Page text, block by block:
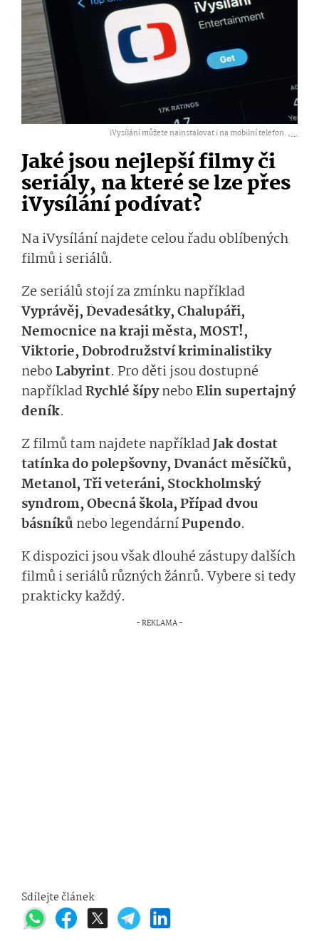
iVysílání můžete nainstalovat i na mobilní telefon. ,...
Jaké jsou nejlepší filmy či
seriály, na které se lze přes
iVysílání podívat?
Na iVysílání najdete celou řadu oblíbených
filmů i seriálů.
Ze seriálů stojí za zmínku například
Vyprávěj, Devadesátky, Chalupáři,
Nemocnice na kraji města, MOST!,
Viktorie, Dobrodružství kriminalistiky
neboLabyrint. Pro děti jsou dostupné
napříkladRychlé šípynebo Elin supertajný
deník.
Z filmů tam najdete napříkladJak dostat
tatínka do polepšovny, Dvanáct měsíčků,
Metanol, Tři veteráni, Stockholmský
syndrom, Obecná škola, Případ dvou
básníků nebo legendárníPupendo.
K dispozici jsou však dlouhé zástupy dalších
filmů i seriálů různých žánrů. Vybere si tedy
prakticky každý.
Sdílejte článek